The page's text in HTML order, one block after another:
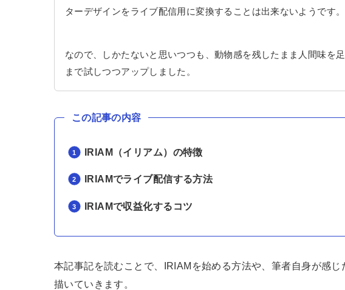
ターデザインをライブ配信用に変換することは出来ないようです。
なので、しかたないと思いつつも、動物感を残したまま人間味を
まで試しつつアップしました。
この記事の内容
IRIAM（イリアム）の特徴
IRIAMでライブ配信する方法
IRIAMで収益化するコツ
本記事記を読むことで、IRIAMを始める方法や、筆者自身が感
描いていきます。